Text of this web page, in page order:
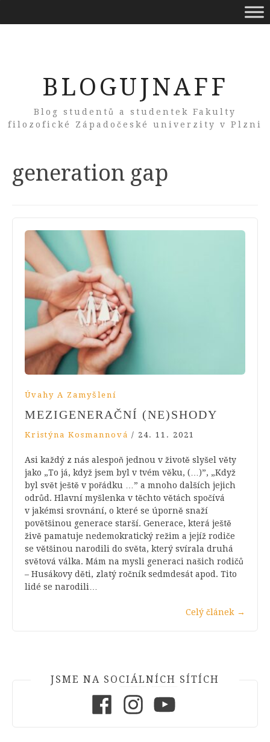
BLOGUJNAFF
Blog studentů a studentek Fakulty
filozofické Západočeské univerzity v Plzni
Tag:
generation gap
Úvahy A Zamyšlení
MEZIGENERAČNÍ (NE)SHODY
Kristýna Kosmannová / 24. 11. 2021
Asi každý z nás alespoň jednou v životě slyšel věty
jako „To já, když jsem byl v tvém věku, (…)”, „Když
byl svět ještě v pořádku …” a mnoho dalších jejich
odrůd. Hlavní myšlenka v těchto větách spočívá
v jakémsi srovnání, o které se úporně snaží
povětšinou generace starší. Generace, která ještě
živě pamatuje nedemokratický režim a jejíž rodiče
se většinou narodili do světa, který svírala druhá
světová válka. Mám na mysli generaci našich rodičů
– Husákovy děti, zlatý ročník sedmdesát apod. Tito
lidé se narodili…
Celý článek →
JSME NA SOCIÁLNÍCH SÍTÍCH